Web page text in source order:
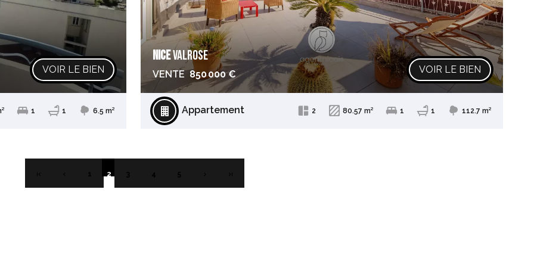
VOIR LE BIEN
1 1 6.5 m²
NICEVALROSE
VENTE 850 000 € VOIR LE BIEN
Appartement 2 80.57 m² 1 1 112.7 m²
1 2 3 4 5